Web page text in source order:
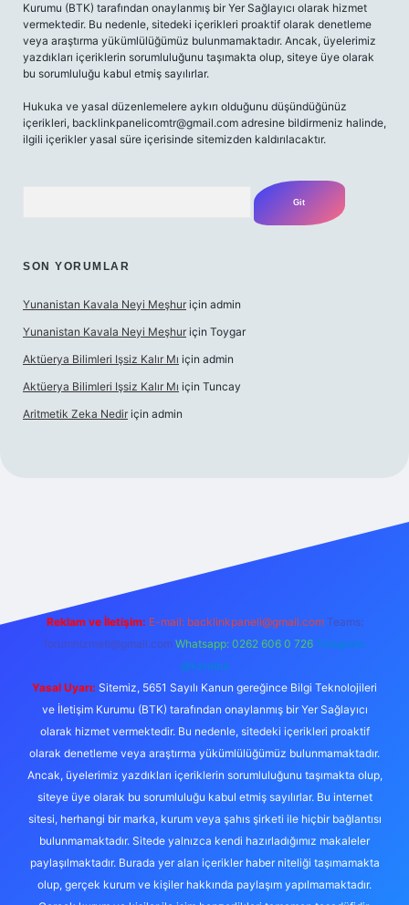
Kurumu (BTK) tarafından onaylanmış bir Yer Sağlayıcı olarak hizmet
vermektedir. Bu nedenle, sitedeki içerikleri proaktif olarak denetleme
veya araştırma yükümlülüğümüz bulunmamaktadır. Ancak, üyelerimiz
yazdıkları içeriklerin sorumluluğunu taşımakta olup, siteye üye olarak
bu sorumluluğu kabul etmiş sayılırlar.
Hukuka ve yasal düzenlemelere aykırı olduğunu düşündüğünüz
içerikleri, backlinkpanelicomtr@gmail.com adresine bildirmeniz halinde,
ilgili içerikler yasal süre içerisinde sitemizden kaldırılacaktır.
SON YORUMLAR
Yunanistan Kavala Neyi Meşhur için admin
Yunanistan Kavala Neyi Meşhur için Toygar
Aktüerya Bilimleri Işsiz Kalır Mı için admin
Aktüerya Bilimleri Işsiz Kalır Mı için Tuncay
Aritmetik Zeka Nedir için admin
Reklam ve İletişim: E-mail: backlinkpaneli@gmail.com Teams:
forumhizmeti@gmail.com Whatsapp: 0262 606 0 726 Telegram:
@karabul
Yasal Uyarı: Sitemiz, 5651 Sayılı Kanun gereğince Bilgi Teknolojileri
ve İletişim Kurumu (BTK) tarafından onaylanmış bir Yer Sağlayıcı
olarak hizmet vermektedir. Bu nedenle, sitedeki içerikleri proaktif
olarak denetleme veya araştırma yükümlülüğümüz bulunmamaktadır.
Ancak, üyelerimiz yazdıkları içeriklerin sorumluluğunu taşımakta olup,
siteye üye olarak bu sorumluluğu kabul etmiş sayılırlar. Bu internet
sitesi, herhangi bir marka, kurum veya şahıs şirketi ile hiçbir bağlantısı
bulunmamaktadır. Sitede yalnızca kendi hazırladığımız makaleler
paylaşılmaktadır. Burada yer alan içerikler haber niteliği taşımamakta
olup, gerçek kurum ve kişiler hakkında paylaşım yapılmamaktadır.